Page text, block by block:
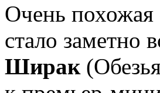
Очень похожая
стало заметно
Ширак